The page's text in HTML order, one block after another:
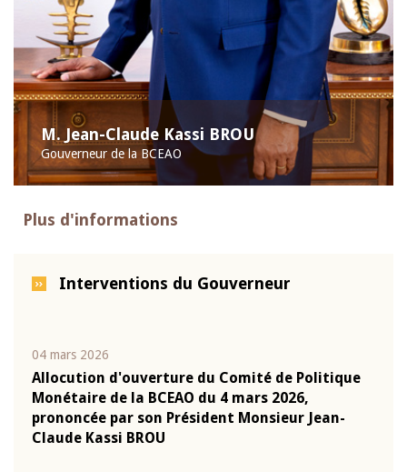
M. Jean-Claude Kassi BROU
Gouverneur de la BCEAO
Plus d'informations
Interventions du Gouverneur
04 mars 2026
Allocution d'ouverture du Comité de Politique
Monétaire de la BCEAO du 4 mars 2026,
prononcée par son Président Monsieur Jean-
Claude Kassi BROU